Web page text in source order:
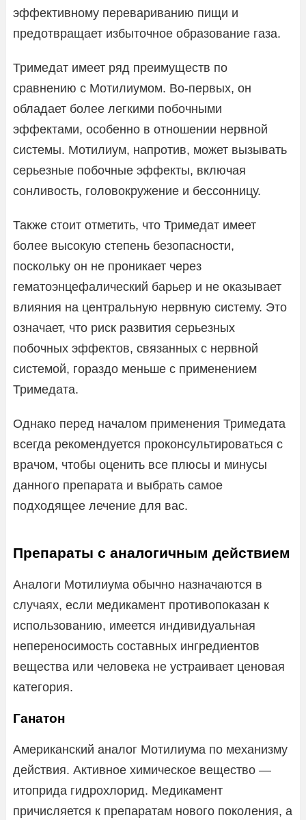
эффективному перевариванию пищи и
предотвращает избыточное образование газа.
Тримедат имеет ряд преимуществ по
сравнению с Мотилиумом. Во-первых, он
обладает более легкими побочными
эффектами, особенно в отношении нервной
системы. Мотилиум, напротив, может вызывать
серьезные побочные эффекты, включая
сонливость, головокружение и бессонницу.
Также стоит отметить, что Тримедат имеет
более высокую степень безопасности,
поскольку он не проникает через
гематоэнцефалический барьер и не оказывает
влияния на центральную нервную систему. Это
означает, что риск развития серьезных
побочных эффектов, связанных с нервной
системой, гораздо меньше с применением
Тримедата.
Однако перед началом применения Тримедата
всегда рекомендуется проконсультироваться с
врачом, чтобы оценить все плюсы и минусы
данного препарата и выбрать самое
подходящее лечение для вас.
Препараты с аналогичным действием
Аналоги Мотилиума обычно назначаются в
случаях, если медикамент противопоказан к
использованию, имеется индивидуальная
непереносимость составных ингредиентов
вещества или человека не устраивает ценовая
категория.
Ганатон
Американский аналог Мотилиума по механизму
действия. Активное химическое вещество —
итоприда гидрохлорид. Медикамент
причисляется к препаратам нового поколения, а